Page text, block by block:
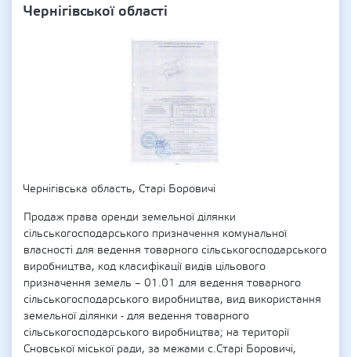
Чернігівської області
Чернігівська область, Старі Боровичі
Продаж права оренди земельної ділянки
сільськогосподарського призначення комунальної
власності для ведення товарного сільськогосподарського
виробництва, код класифікації видів цільового
призначення земель – 01.01 для ведення товарного
сільськогосподарського виробництва, вид використання
земельної ділянки - для ведення товарного
сільськогосподарського виробництва; на території
Сновської міської ради, за межами с.Старі Боровичі,